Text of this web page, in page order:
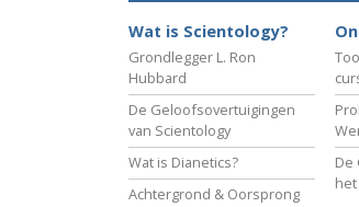
Wat is Scientology?
Grondlegger L. Ron
Hubbard
De Geloofsovertuigingen
van Scientology
Wat is Dianetics?
Achtergrond & Oorsprong
De